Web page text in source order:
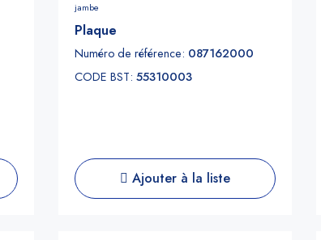
jambe
Plaque
Numéro de référence: 087162000
CODE BST: 55310003
Ajouter à la liste